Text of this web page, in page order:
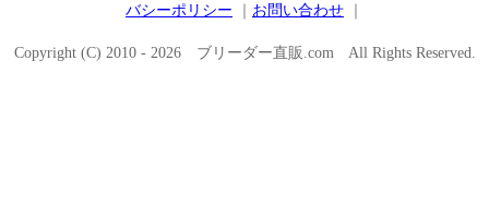
バシーポリシー ｜ お問い合わせ ｜
Copyright (C) 2010 - 2026 ブリーダー直販.com All Rights Reserved.